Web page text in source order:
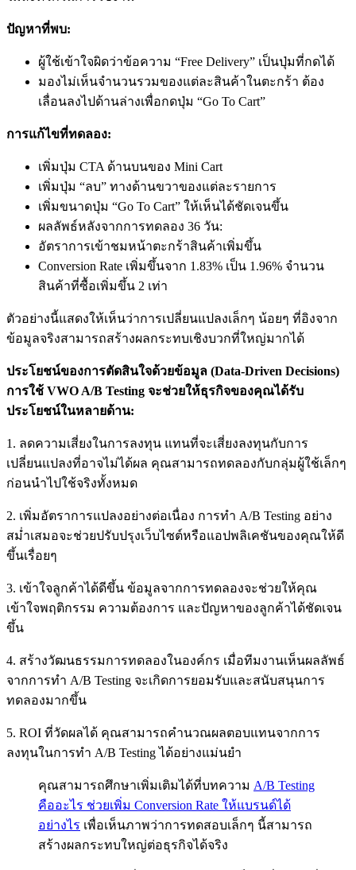
ปัญหาที่พบ:
ผู้ใช้เข้าใจผิดว่าข้อความ “Free Delivery” เป็นปุ่มที่กดได้
มองไม่เห็นจำนวนรวมของแต่ละสินค้าในตะกร้า ต้อง
เลื่อนลงไปด้านล่างเพื่อกดปุ่ม “Go To Cart”
การแก้ไขที่ทดลอง:
เพิ่มปุ่ม CTA ด้านบนของ Mini Cart
เพิ่มปุ่ม “ลบ” ทางด้านขวาของแต่ละรายการ
เพิ่มขนาดปุ่ม “Go To Cart” ให้เห็นได้ชัดเจนขึ้น
ผลลัพธ์หลังจากการทดลอง 36 วัน:
อัตราการเข้าชมหน้าตะกร้าสินค้าเพิ่มขึ้น
Conversion Rate เพิ่มขึ้นจาก 1.83% เป็น 1.96% จำนวน
สินค้าที่ซื้อเพิ่มขึ้น 2 เท่า
ตัวอย่างนี้แสดงให้เห็นว่าการเปลี่ยนแปลงเล็กๆ น้อยๆ ที่อิงจาก
ข้อมูลจริงสามารถสร้างผลกระทบเชิงบวกที่ใหญ่มากได้
ประโยชน์ของการตัดสินใจด้วยข้อมูล (Data-Driven Decisions)
การใช้ VWO A/B Testing จะช่วยให้ธุรกิจของคุณได้รับ
ประโยชน์ในหลายด้าน:
1. ลดความเสี่ยงในการลงทุน แทนที่จะเสี่ยงลงทุนกับการ
เปลี่ยนแปลงที่อาจไม่ได้ผล คุณสามารถทดลองกับกลุ่มผู้ใช้เล็กๆ
ก่อนนำไปใช้จริงทั้งหมด
2. เพิ่มอัตราการแปลงอย่างต่อเนื่อง การทำ A/B Testing อย่าง
สม่ำเสมอจะช่วยปรับปรุงเว็บไซต์หรือแอปพลิเคชันของคุณให้ดี
ขึ้นเรื่อยๆ
3. เข้าใจลูกค้าได้ดีขึ้น ข้อมูลจากการทดลองจะช่วยให้คุณ
เข้าใจพฤติกรรม ความต้องการ และปัญหาของลูกค้าได้ชัดเจน
ขึ้น
4. สร้างวัฒนธรรมการทดลองในองค์กร เมื่อทีมงานเห็นผลลัพธ์
จากการทำ A/B Testing จะเกิดการยอมรับและสนับสนุนการ
ทดลองมากขึ้น
5. ROI ที่วัดผลได้ คุณสามารถคำนวณผลตอบแทนจากการ
ลงทุนในการทำ A/B Testing ได้อย่างแม่นยำ
คุณสามารถศึกษาเพิ่มเติมได้ที่บทความ A/B Testing
คืออะไร ช่วยเพิ่ม Conversion Rate ให้แบรนด์ได้
อย่างไร เพื่อเห็นภาพว่าการทดสอบเล็กๆ นี้สามารถ
สร้างผลกระทบใหญ่ต่อธุรกิจได้จริง